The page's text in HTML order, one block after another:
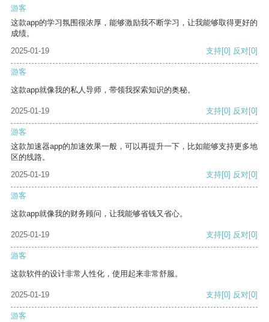
游客
这款app的学习氛围很浓厚，能够激励我不断学习，让我能够取得更好的
成绩。
2025-01-19
支持[0] 反对[0]
游客
这款app就像我的私人导师，带领我探索知识的奥秘。
2025-01-19 支持[0] 反对[0]
游客
这款加速器app的加速效果一般，可以再提升一下，比如能够支持更多地
区的线路。
2025-01-19
支持[0] 反对[0]
游客
这款app就像我的财务顾问，让我能够省钱又省心。
2025-01-19 支持[0] 反对[0]
游客
这款软件的设计非常人性化，使用起来非常舒服。
2025-01-19 支持[0] 反对[0]
游客